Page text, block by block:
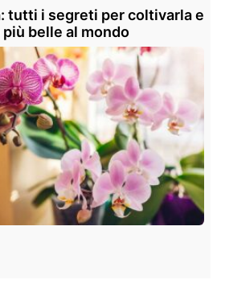
tutti i segreti per coltivarla e
belle al mondo